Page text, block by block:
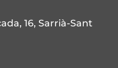
16, Sarrià-Sant